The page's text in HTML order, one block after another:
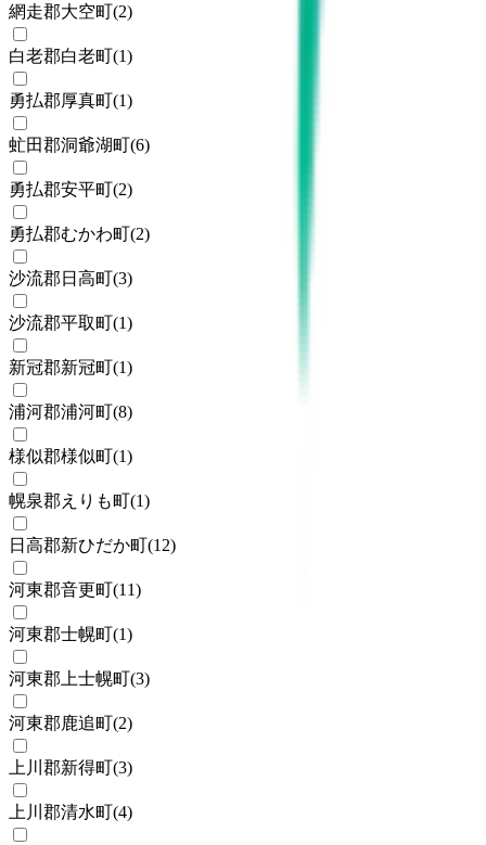
網走郡大空町(2)
白老郡白老町(1)
勇払郡厚真町(1)
虻田郡洞爺湖町(6)
勇払郡安平町(2)
勇払郡むかわ町(2)
沙流郡日高町(3)
沙流郡平取町(1)
新冠郡新冠町(1)
浦河郡浦河町(8)
様似郡様似町(1)
幌泉郡えりも町(1)
日高郡新ひだか町(12)
河東郡音更町(11)
河東郡士幌町(1)
河東郡上士幌町(3)
河東郡鹿追町(2)
上川郡新得町(3)
上川郡清水町(4)